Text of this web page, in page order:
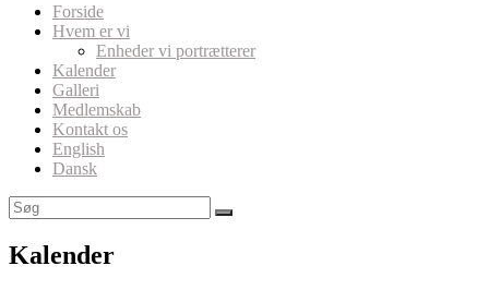
Forside
Hvem er vi
Enheder vi portrætterer
Kalender
Galleri
Medlemskab
Kontakt os
English
Dansk
Kalender